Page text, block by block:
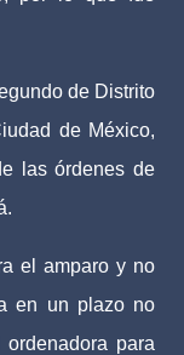
de Distrito
de México,
las órdenes de
el amparo y no
en un plazo no
para